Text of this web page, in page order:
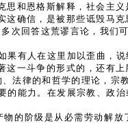
和恩格斯解释，社会主
确信，是被那些诋毁马
次回答这荒谬言论，我们
有人在这里加以歪曲，
一斗争的形式的，还有
律的和哲学的理论，宗
能力。在发展宗教、政
的阶级是从必需劳动解